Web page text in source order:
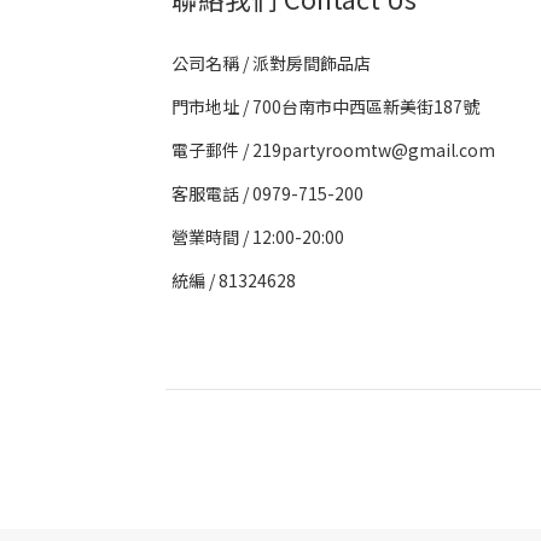
公司名稱 / 派對房間飾品店
門市地址 / 700台南市中西區新美街187號
電子郵件 / 219partyroomtw@gmail.com
客服電話 / 0979-715-200
營業時間 / 12:00-20:00
統編 / 81324628